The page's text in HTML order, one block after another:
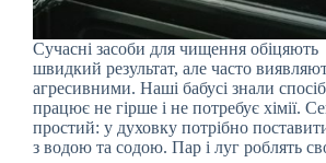
Сучасні засоби для чищення обіцяють
швидкий результат, але часто
агресивними. Наші бабусі знали
працює не гірше і не потребує хімії.
простий: у духовку потрібно
з водою та содою. Пар і луг роблять